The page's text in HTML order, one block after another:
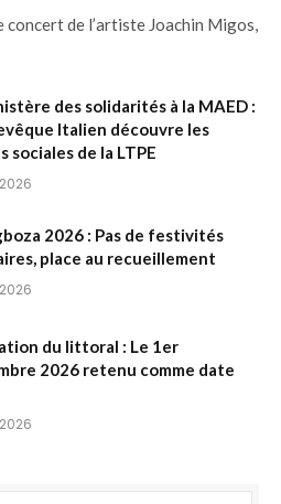
concert de l’artiste Joachin Migos,
des solidarités à la MAED :
Italien découvre les
sociales de la LTPE
2026 : Pas de festivités
place au recueillement
du littoral : Le 1er
2026 retenu comme date